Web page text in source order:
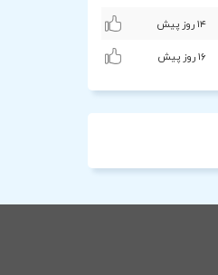
۱۴ روز پیش
۱۶ روز پیش